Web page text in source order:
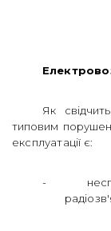
Як
типовим
експлуатації є:
-